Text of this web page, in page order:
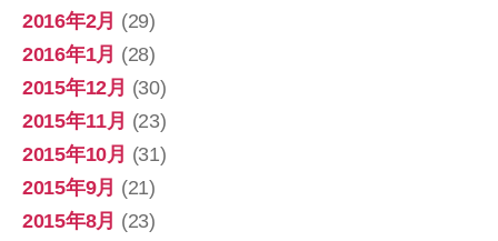
2016年2月 (29)
2016年1月 (28)
2015年12月 (30)
2015年11月 (23)
2015年10月 (31)
2015年9月 (21)
2015年8月 (23)